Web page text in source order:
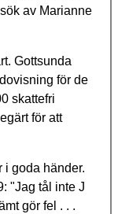
av Marianne
Gottsunda
för de
skattefri
för att
i goda händer.
"Jag tål inte J
gör fel . . .